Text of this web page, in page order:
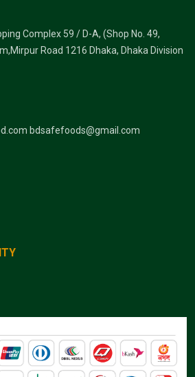
Complex 59 / D-A, (Shop No. 49,
Road 1216 Dhaka, Dhaka Division
bdsafefoods@gmail.com